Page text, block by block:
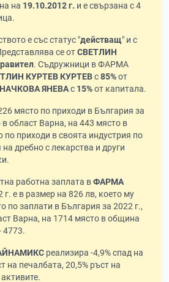
на 19.10.2012 г. и е свързана с 4
е със статус "действащ" и с
се отСВЕТЛИН
. Съдружници в ФАРМА
КУРТЕВ КУРТЕВс85%от
ЯНЕВАс 15%от капитала.
място по приходи в България за
област Варна, на 443 място в
по приходи в своята индустрия по
дребно с лекарства и други
работна заплата вФАРМА
г. е в размер на 826 лв, което му
по заплати в България за 2022 г.,
Варна, на 1714 място в община
4773.
реализира -4,9% спад на
на печалбата, 20,5% ръст на